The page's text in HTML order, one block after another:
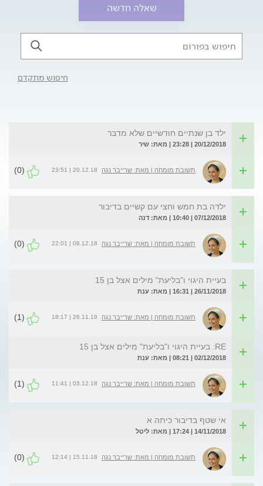
שאלה חדשה
חיפוש מתקדם
ילד בן שנתיים חודשיים שלא מדבר
20/12/2018 | 23:28 | מאת: שיר
תשובת מומחה | מאת: שרייבר נגה 20.12.18 | 23:51
(0)
ילדה בת חמש וחצי עם קשיים בדיבור
07/12/2018 | 10:40 | מאת: דנה
תשובת מומחה | מאת: שרייבר נגה 08.12.18 | 22:01
(0)
בעיית היגוי ו"בליעת" מילים אצל בן 15
26/11/2018 | 16:31 | מאת: ענת
תשובת מומחה | מאת: שרייבר נגה 26.11.18 | 18:17
(1)
RE: בעיית היגוי ו"בליעת" מילים אצל בן 15
02/12/2018 | 08:21 | מאת: ענת
תשובת מומחה | מאת: שרייבר נגה 03.12.18 | 11:41
(1)
אי שטף בדיבור כיתה א
14/11/2018 | 17:24 | מאת: ליטל
תשובת מומחה | מאת: שרייבר נגה 15.11.18 | 12:14
(0)